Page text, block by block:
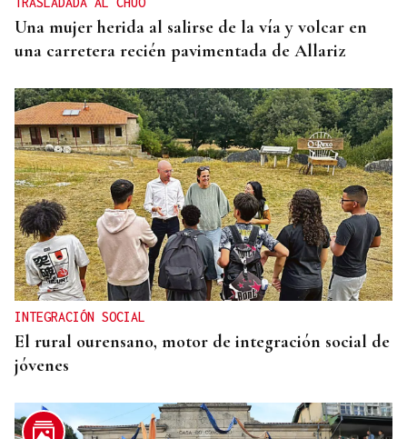
Una mujer herida al salirse de la vía y volcar en
una carretera recién pavimentada de Allariz
INTEGRACIÓN SOCIAL
El rural ourensano, motor de integración social de
jóvenes